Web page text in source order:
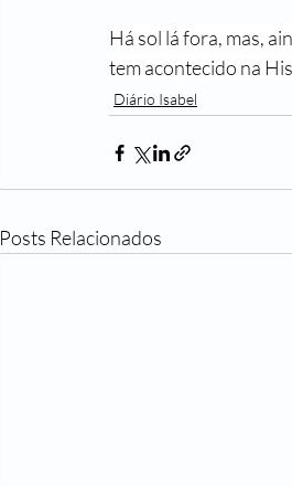
Há sol lá fora, mas,
tem acontecido na
Diário Isabel
Posts Relacionados